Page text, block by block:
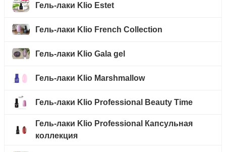
Гель-лаки Klio Estet
Гель-лаки Klio French Collection
Гель-лаки Klio Gala gel
Гель-лаки Klio Marshmallow
Гель-лаки Klio Professional Beauty Time
Гель-лаки Klio Professional Капсульная
коллекция